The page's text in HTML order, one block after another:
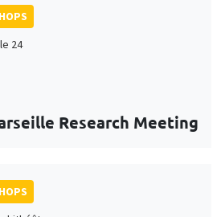
24
Research Meeting